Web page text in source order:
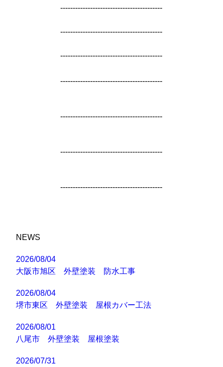
-----------------------------------------
-----------------------------------------
-----------------------------------------
-----------------------------------------
-----------------------------------------
-----------------------------------------
-----------------------------------------
NEWS
2026/08/04
大阪市旭区 外壁塗装 防水工事
2026/08/04
堺市東区 外壁塗装 屋根カバー工法
2026/08/01
八尾市 外壁塗装 屋根塗装
2026/07/31